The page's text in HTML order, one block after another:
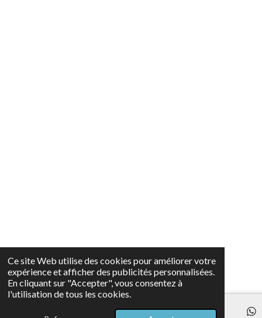
Ce site Web utilise des cookies pour améliorer votre
expérience et afficher des publicités personnalisées.
En cliquant sur "Accepter", vous consentez à
l'utilisation de tous les cookies.